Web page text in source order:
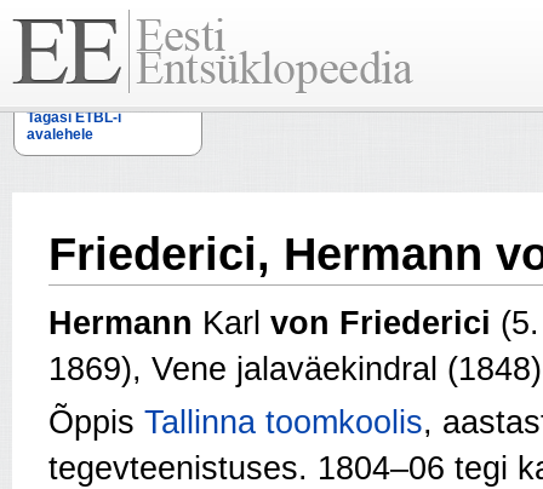
Tagasi ETBL-i
avalehele
Friederici, Hermann
Hermann Karl von Friederici
1869), Vene jalaväekindral
Õppis Tallinna toomkoolis,
tegevteenistuses. 1804–06 tegi